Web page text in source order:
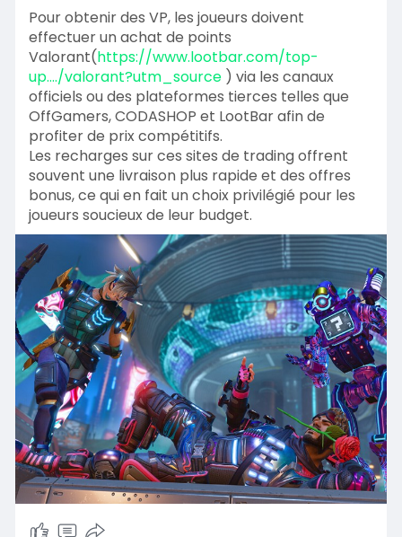
Pour obtenir des VP, les joueurs doivent
effectuer un achat de points
Valorant(https://www.lootbar.com/top-
up..../valorant?utm_source) via les canaux
officiels ou des plateformes tierces telles que
OffGamers, CODASHOP et LootBar afin de
profiter de prix compétitifs.
Les recharges sur ces sites de trading offrent
souvent une livraison plus rapide et des offres
bonus, ce qui en fait un choix privilégié pour les
joueurs soucieux de leur budget.